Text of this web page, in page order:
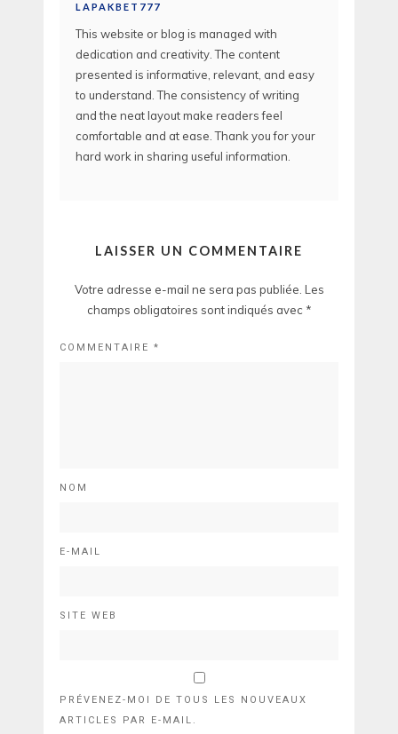
LAPAKBET777
This website or blog is managed with
dedication and creativity. The content
presented is informative, relevant, and easy
to understand. The consistency of writing
and the neat layout make readers feel
comfortable and at ease. Thank you for your
hard work in sharing useful information.
LAISSER UN COMMENTAIRE
Votre adresse e-mail ne sera pas publiée. Les
champs obligatoires sont indiqués avec *
COMMENTAIRE *
NOM
E-MAIL
SITE WEB
PRÉVENEZ-MOI DE TOUS LES NOUVEAUX
ARTICLES PAR E-MAIL.